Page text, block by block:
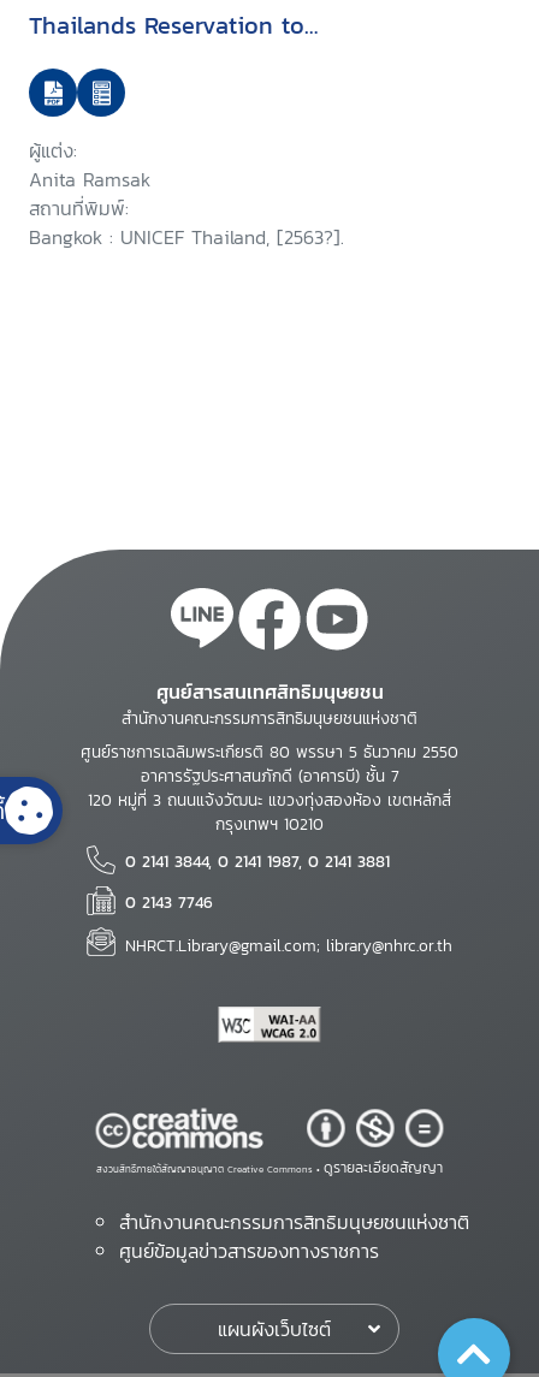
Thailands Reservation to
Article 22 of the Convention on
the Rights of the Child in
relation to refugee and asylum-
seeking children
ผู้แต่ง:
Anita Ramsak
สถานที่พิมพ์:
Bangkok : UNICEF Thailand, [2563?].
ศูนย์สารสนเทศสิทธิมนุษยชน
สำนักงานคณะกรรมการสิทธิมนุษยชนแห่งชาติ
ศูนย์ราชการเฉลิมพระเกียรติ 80 พรรษา 5 ธันวาคม 2550
อาคารรัฐประศาสนภักดี (อาคารบี) ชั้น 7
120 หมู่ที่ 3 ถนนแจ้งวัฒนะ แขวงทุ่งสองห้อง เขตหลักสี่
กรุงเทพฯ 10210
0 2141 3844, 0 2141 1987, 0 2141 3881
0 2143 7746
NHRCT.Library@gmail.com; library@nhrc.or.th
สงวนสิทธิ์ภายใต้สัญญาอนุญาต Creative Commons • ดูรายละเอียดสัญญา
สำนักงานคณะกรรมการสิทธิมนุษยชนแห่งชาติ
ศูนย์ข้อมูลข่าวสารของทางราชการ
แผนผังเว็บไซต์